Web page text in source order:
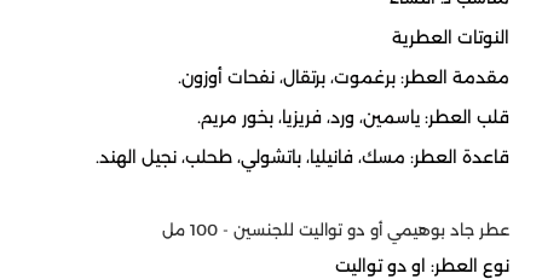
النوتات العطرية
مقدمة العطر: برغموت، برتقال، نفحات أوزون.
قلب العطر: ياسمين، ورد، فريزيا، بخور مريم.
قاعدة العطر: مسك، فانيليا، باتشولي، طحلب، نجيل الهند.
عطر جاد بوهيمي أو دو تواليت للجنسين - 100 مل
نوع العطر: او دو تواليت